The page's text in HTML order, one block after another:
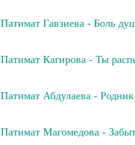
Патимат Гавзиева - Боль
Патимат Кагирова - Ты
Патимат Абдулаева - Родник
Патимат Магомедова -